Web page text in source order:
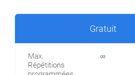
Gratuit
Max.
Répétitions
∞